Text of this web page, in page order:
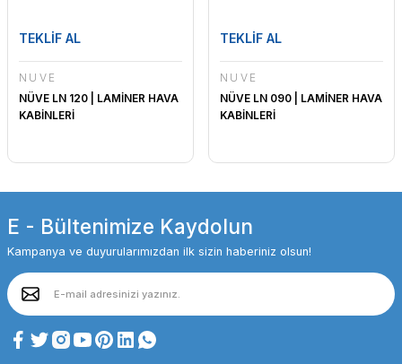
TEKLİF AL
NÜVE
NÜVE LN 120 | LAMİNER HAVA
KABİNLERİ
TEKLİF AL
NÜVE
NÜVE LN 090 | LAMİNER HAVA
KABİNLERİ
E - Bültenimize Kaydolun
Kampanya ve duyurularımızdan ilk sizin haberiniz olsun!